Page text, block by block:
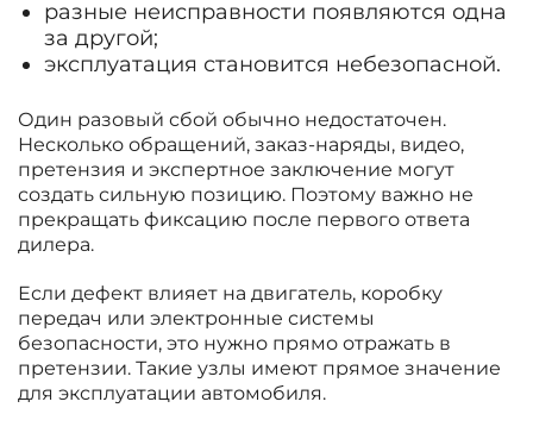
разные неисправности появляются одна
за другой;
эксплуатация становится небезопасной.
Один разовый сбой обычно недостаточен.
Несколько обращений, заказ-наряды, видео,
претензия и экспертное заключение могут
создать сильную позицию. Поэтому важно не
прекращать фиксацию после первого ответа
дилера.
Если дефект влияет на двигатель, коробку
передач или электронные системы
безопасности, это нужно прямо отражать в
претензии. Такие узлы имеют прямое значение
для эксплуатации автомобиля.